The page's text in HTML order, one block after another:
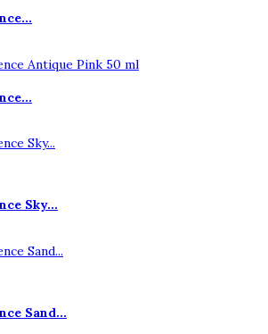
Sky...
Sand...